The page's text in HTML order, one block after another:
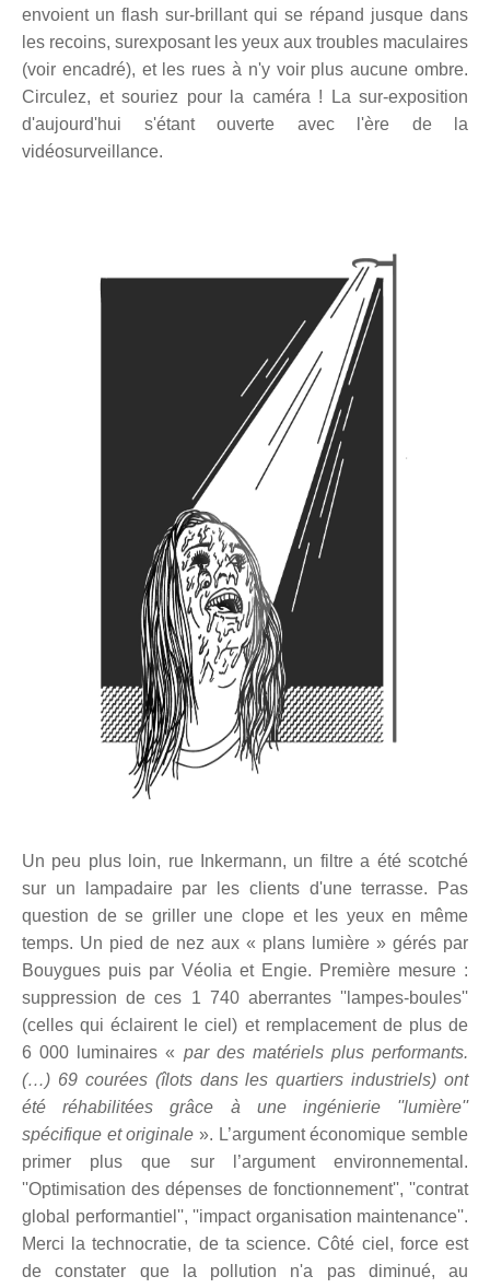
envoient un flash sur-brillant qui se répand jusque dans
les recoins, surexposant les yeux aux troubles maculaires
(voir encadré), et les rues à n'y voir plus aucune ombre.
Circulez, et souriez pour la caméra ! La sur-exposition
d'aujourd'hui s'étant ouverte avec l'ère de la
vidéosurveillance.
Un peu plus loin, rue Inkermann, un filtre a été scotché
sur un lampadaire par les clients d'une terrasse. Pas
question de se griller une clope et les yeux en même
temps. Un pied de nez aux « plans lumière » gérés par
Bouygues puis par Véolia et Engie. Première mesure :
suppression de ces 1 740 aberrantes ''lampes-boules''
(celles qui éclairent le ciel) et remplacement de plus de
6 000 luminaires « par des matériels plus performants.
(…) 69 courées (îlots dans les quartiers industriels) ont
été réhabilitées grâce à une ingénierie ''lumière''
spécifique et originale ». L’argument économique semble
primer plus que sur l’argument environnemental.
''Optimisation des dépenses de fonctionnement'', ''contrat
global performantiel'', ''impact organisation maintenance''.
Merci la technocratie, de ta science. Côté ciel, force est
de constater que la pollution n'a pas diminué, au